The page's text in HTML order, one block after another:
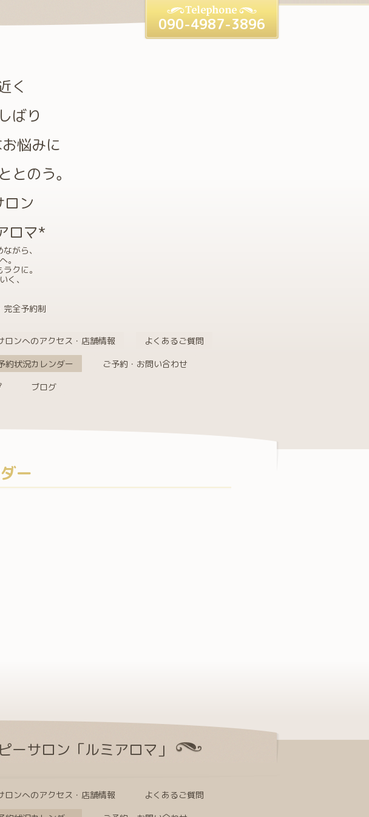
く
ばり
悩みに
とのう。
ン
ロマ*
がら、
。
クに。
く、
完全予約制
090-4987-3896
ロンへのアクセス・店舗情報
よくあるご質問
約状況カレンダー
ご予約・お問い合わせ
ブログ
ー
サロン「ルミアロマ」
ロンへのアクセス・店舗情報
よくあるご質問